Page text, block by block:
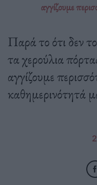
αγγίζουμε
Παρά το ότι δεν
τα χερούλια
αγγίζουμε
καθημερινότητά